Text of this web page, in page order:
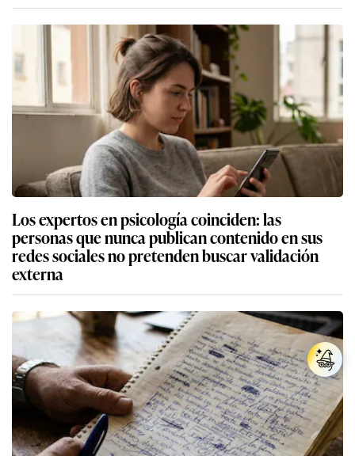
Los expertos en psicología coinciden: las
personas que nunca publican contenido en sus
redes sociales no pretenden buscar validación
externa